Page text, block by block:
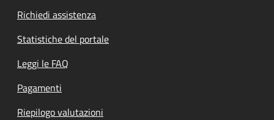
Richiedi assistenza
Statistiche del portale
Leggi le FAQ
Pagamenti
Riepilogo valutazioni